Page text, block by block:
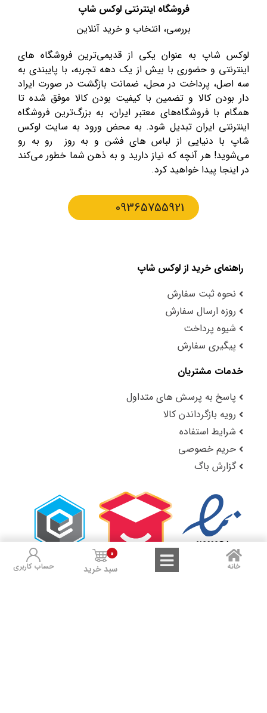
فروشگاه اینترنتی لوکس شاپ
بررسی، انتخاب و خرید آنلاین
لوکس شاپ به عنوان یکی از قدیمی‌ترین فروشگاه های
اینترنتی و حضوری با بیش از یک دهه تجربه، با پایبندی به
سه اصل، پرداخت در محل، ضمانت بازگشت در صورت ایراد
دار بودن کالا و تضمین با کیفیت بودن کالا موفق شده تا
همگام با فروشگاه‌های معتبر ایران، به بزرگ‌ترین فروشگاه
اینترنتی ایران تبدیل شود. به محض ورود به سایت لوکس
شاپ با دنیایی از لباس های فشن و به روز رو به رو
می‌شوید! هر آنچه که نیاز دارید و به ذهن شما خطور می‌کند
در اینجا پیدا خواهید کرد.
09365755921
راهنمای خرید از لوکس شاپ
نحوه ثبت سفارش
روزه ارسال سفارش
شیوه پرداخت
پیگیری سفارش
خدمات مشتریان
پاسخ به پرسش های متداول
رویه بازگرداندن کالا
شرایط استفاده
حریم خصوصی
گزارش باگ
خانه سبد خرید
0
حساب کاربری